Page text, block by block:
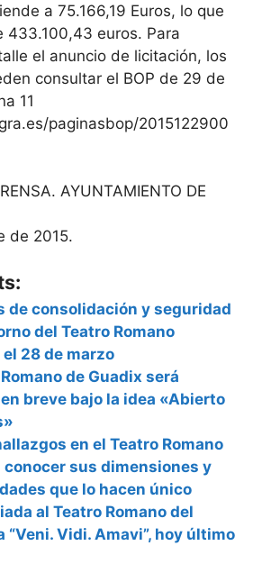
a 75.166,19 Euros, lo que
433.100,43 euros. Para
el anuncio de licitación, los
consultar el BOP de 29 de
11
paginasbop/2015122900
AYUNTAMIENTO DE
de 2015.
de consolidación y seguridad
del Teatro Romano
28 de marzo
de Guadix será
breve bajo la idea «Abierto
en el Teatro Romano
sus dimensiones y
que lo hacen único
al Teatro Romano del
“Veni. Vidi. Amavi”, hoy último